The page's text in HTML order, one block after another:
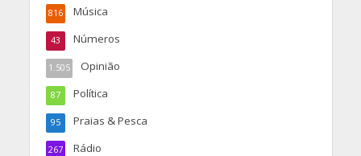
Música
816
Números
43
Opinião
1.505
Política
87
Praias & Pesca
95
Rádio
267